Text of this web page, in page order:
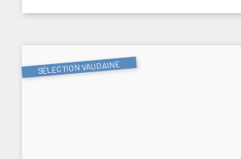
SÉLECTION VAUDAINE